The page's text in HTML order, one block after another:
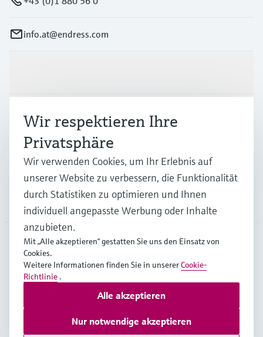
info.at@endress.com
Branchen
Support
Unternehmen
AUT
Copyright © Endress+Hauser Group Services AG
Nutzungsbedingungen
Datenschutz
Rechtliches und AGB Österreich
Wir respektieren Ihre
Privatsphäre
Wir verwenden Cookies, um Ihr Erlebnis auf
unserer Website zu verbessern, die Funktionalität
durch Statistiken zu optimieren und Ihnen
individuell angepasste Werbung oder Inhalte
anzubieten.
Mit „Alle akzeptieren“ gestatten Sie uns den Einsatz von
Cookies.
Weitere Informationen finden Sie in unsererCookie-
Richtlinie .
Nur notwendige akzeptieren
Alle akzeptieren